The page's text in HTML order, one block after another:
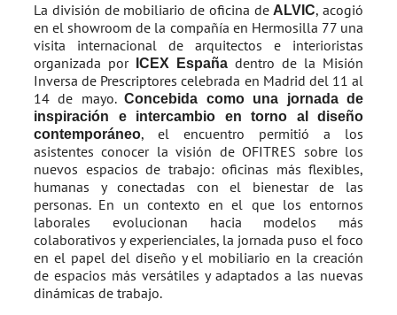
La división de mobiliario de oficina deALVIC, acogió
en el showroom de la compañía en Hermosilla 77 una
visita internacional de arquitectos e interioristas
organizada por
ICEX España dentro de la Misión
Inversa de Prescriptores celebrada en Madrid del 11 al
14 de mayo.Concebida como una jornada de
inspiración e intercambio en torno al diseño
contemporáneo, el encuentro permitió a los
asistentes conocer la visión de OFITRES sobre los
nuevos espacios de trabajo: oficinas más flexibles,
humanas y conectadas con el bienestar de las
personas. En un contexto en el que los entornos
laborales evolucionan hacia modelos más
colaborativos y experienciales, la jornada puso el foco
en el papel del diseño y el mobiliario en la creación
de espacios más versátiles y adaptados a las nuevas
dinámicas de trabajo.